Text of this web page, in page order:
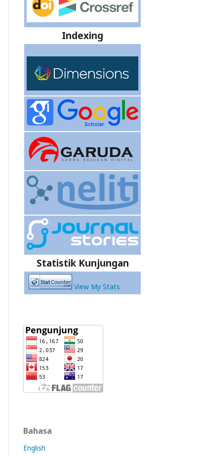
Indexing
Statistik Kunjungan
View My Stats
Bahasa
English